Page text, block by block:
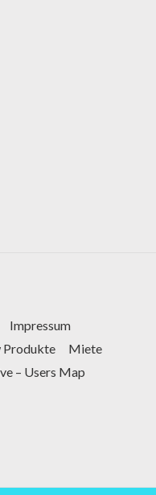
Impressum
Produkte
Miete
– Users Map